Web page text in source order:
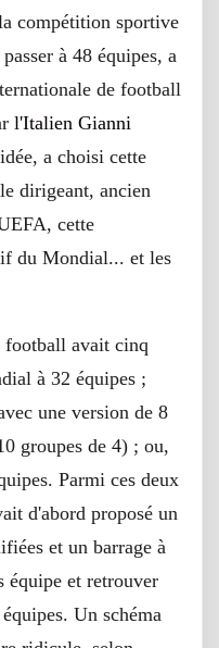
compétition sportive
à 48 équipes, a
de football
l'Italien Gianni
a choisi cette
dirigeant, ancien
cette
du Mondial... et les
football avait cinq
à 32 équipes ;
une version de 8
groupes de 4) ; ou,
Parmi ces deux
d'abord proposé un
et un barrage à
équipe et retrouver
Un schéma